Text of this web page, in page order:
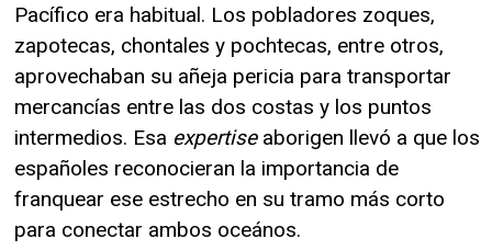
Pacífico era habitual. Los pobladores zoques,
zapotecas, chontales y pochtecas, entre otros,
aprovechaban su añeja pericia para transportar
mercancías entre las dos costas y los puntos
intermedios. Esa expertiseaborigen llevó a que los
españoles reconocieran la importancia de
franquear ese estrecho en su tramo más corto
para conectar ambos oceános.